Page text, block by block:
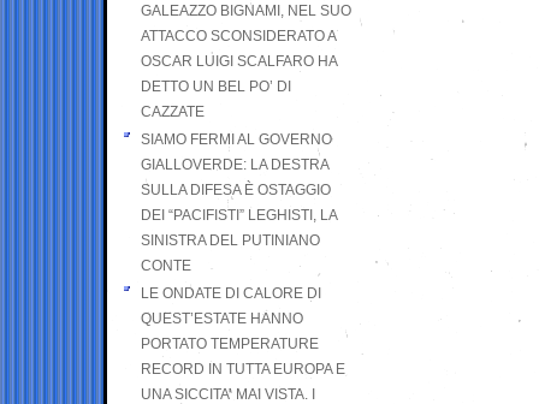
GALEAZZO BIGNAMI, NEL SUO
ATTACCO SCONSIDERATO A
OSCAR LUIGI SCALFARO HA
DETTO UN BEL PO’ DI
CAZZATE
SIAMO FERMI AL GOVERNO
GIALLOVERDE: LA DESTRA
SULLA DIFESA È OSTAGGIO
DEI “PACIFISTI” LEGHISTI, LA
SINISTRA DEL PUTINIANO
CONTE
LE ONDATE DI CALORE DI
QUEST’ESTATE HANNO
PORTATO TEMPERATURE
RECORD IN TUTTA EUROPA E
UNA SICCITA’ MAI VISTA. I